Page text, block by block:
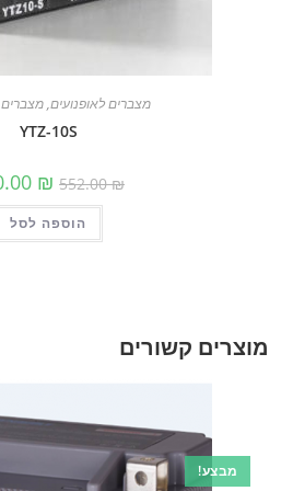
מצברים לאופנועים,
YTZ-10S
552.00₪ המחיר
המקורי
היה:
552.00 ₪.
₪
הוספה לסל
מוצרים קשורים
מבצע!